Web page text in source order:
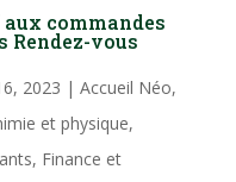
commandes
Rendez-vous
2023 | Accueil Néo,
et physique,
, Finance et